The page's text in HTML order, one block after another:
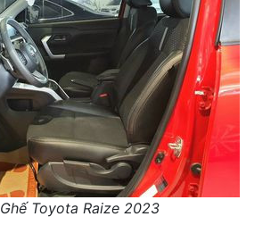
Ghế Toyota Raize 2023